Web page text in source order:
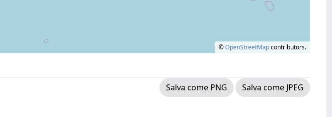
©OpenStreetMapcontributors.
Salva come PNG
Salva come JPEG